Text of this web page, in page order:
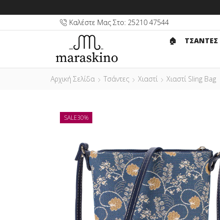
Καλέστε Μας Στο: 25210 47544
🏠︎
ΤΣΑΝΤΕΣ
Αρχική Σελίδα Τσάντες Χιαστί Χιαστί Sling Bag
SALE30%